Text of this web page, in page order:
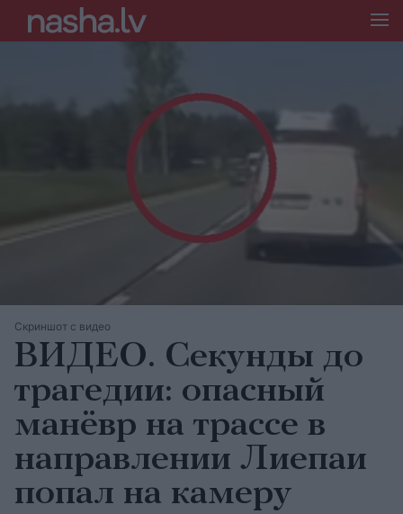
Скриншот с видео
ВИДЕО. Секунды до
трагедии: опасный
манёвр на трассе в
направлении Лиепаи
попал на камеру